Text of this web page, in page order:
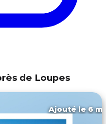
de Loupes
Ajouté le 6